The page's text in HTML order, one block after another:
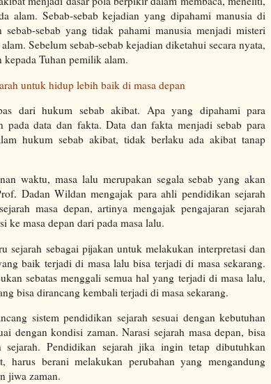
alam. Sebab-sebab kejadian yang dipahami manusia di
sebab-sebab yang tidak pahami manusia menjadi misteri
Sebelum sebab-sebab kejadian diketahui secara nyata,
Tuhan pemilik alam.
untuk hidup lebih baik di masa depan
dari hukum sebab akibat. Apa yang dipahami para
pada data dan fakta. Data dan fakta menjadi sebab para
hukum sebab akibat, tidak berlaku ada akibat tanap
waktu, masa lalu merupakan segala sebab yang akan
Dadan Wildan mengajak para ahli pendidikan sejarah
masa depan, artinya mengajak pengajaran sejarah
ke masa depan dari pada masa lalu.
sejarah sebagai pijakan untuk melakukan interpretasi dan
baik terjadi di masa lalu bisa terjadi di masa sekarang.
sebatas menggali semua hal yang terjadi di masa lalu,
bisa dirancang kembali terjadi di masa sekarang.
sistem pendidikan sejarah sesuai dengan kebutuhan
dengan kondisi zaman. Narasi sejarah masa depan, bisa
Pendidikan sejarah jika ingin tetap dibutuhkan
harus berani melakukan perubahan yang mengandung
jiwa zaman.